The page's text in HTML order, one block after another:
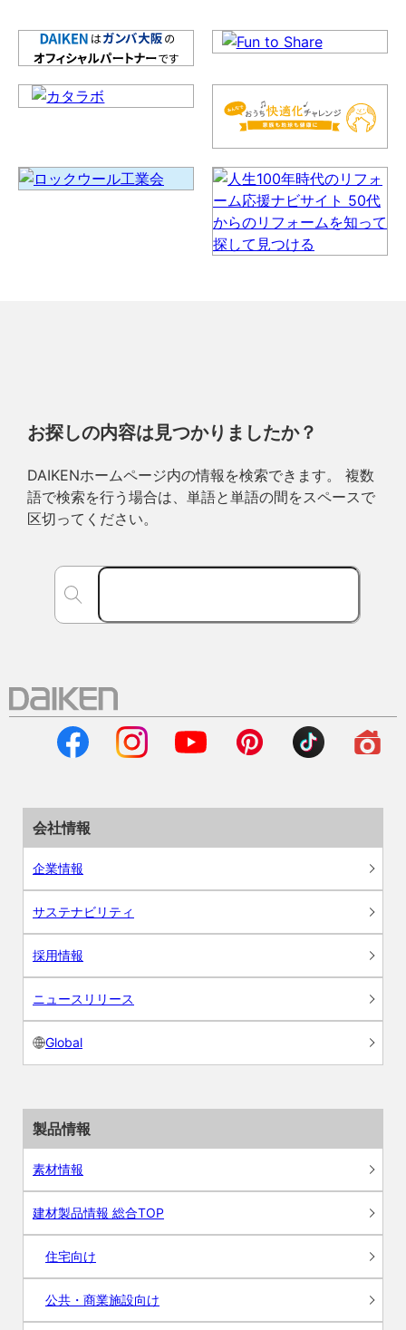
お探しの内容は見つかりましたか？
DAIKENホームページ内の情報を検索できます。 複数
語で検索を行う場合は、単語と単語の間をスペースで
区切ってください。
会社情報
企業情報
サステナビリティ
採用情報
ニュースリリース
Global
製品情報
素材情報
建材製品情報 総合TOP
住宅向け
公共・商業施設向け